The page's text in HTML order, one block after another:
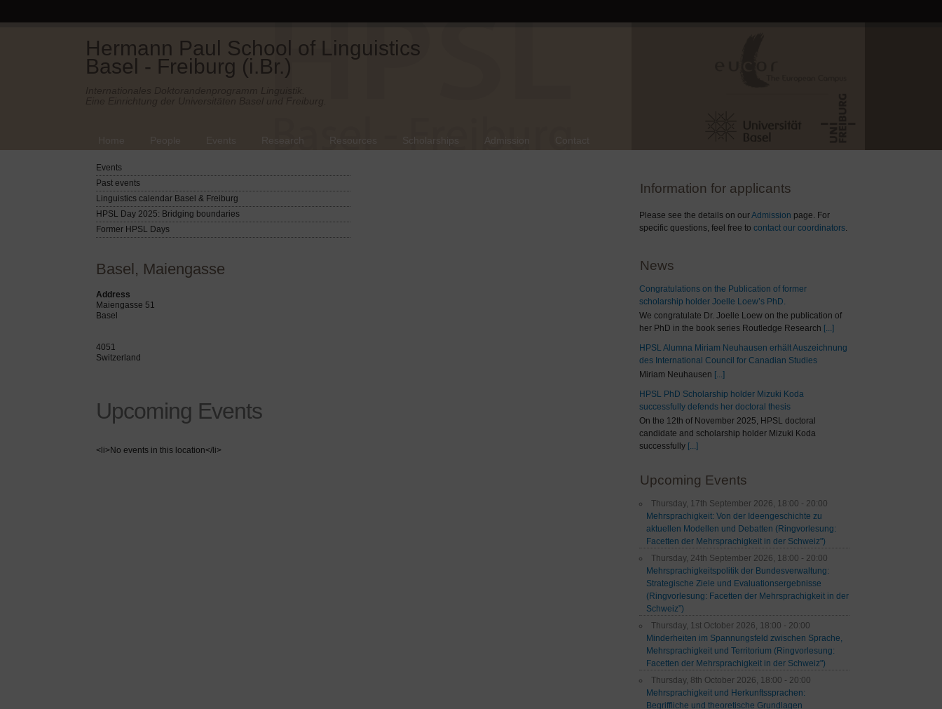
Hermann Paul School of Linguistics
Basel - Freiburg (i.Br.)
Events
Past events
Linguistics calendar Basel & Freiburg
HPSL Day 2025: Bridging boundaries
Former HPSL Days
Basel, Maiengasse
Address
Maiengasse 51
Basel
4051
Switzerland
Upcoming Events
<li>No events in this location</li>
Information for applicants
Please see the details on ourAdmission page. For
specific questions, feel free to contact our coordinators.
News
Congratulations on the Publication of former
scholarship holder Joelle Loew’s PhD.
We congratulate Dr. Joelle Loew on the publication of
her PhD in the book series Routledge Research [...]
HPSL Alumna Miriam Neuhausen erhält Auszeichnung
des International Council for Canadian Studies
Miriam Neuhausen [...]
HPSL PhD Scholarship holder Mizuki Koda
successfully defends her doctoral thesis
On the 12th of November 2025, HPSL doctoral
candidate and scholarship holder Mizuki Koda
successfully [...]
Upcoming Events
Thursday, 17th September 2026, 18:00 - 20:00
Mehrsprachigkeit: Von der Ideengeschichte zu
aktuellen Modellen und Debatten (Ringvorlesung:
Facetten der Mehrsprachigkeit in der Schweiz")
Thursday, 24th September 2026, 18:00 - 20:00
Mehrsprachigkeitspolitik der Bundesverwaltung:
Strategische Ziele und Evaluationsergebnisse
(Ringvorlesung: Facetten der Mehrsprachigkeit in der
Schweiz”)
Thursday, 1st October 2026, 18:00 - 20:00
Minderheiten im Spannungsfeld zwischen Sprache,
Mehrsprachigkeit und Territorium (Ringvorlesung:
Facetten der Mehrsprachigkeit in der Schweiz")
Thursday, 8th October 2026, 18:00 - 20:00
Mehrsprachigkeit und Herkunftssprachen:
Begriffliche und theoretische Grundlagen